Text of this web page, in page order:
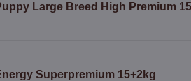
Large Breed High Premium
Superpremium 15+2kg